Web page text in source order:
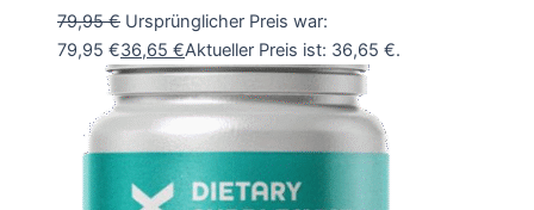
79,95€ Ursprünglicher Preis war:
79,95 €36,65 €Aktueller Preis ist: 36,65 €.